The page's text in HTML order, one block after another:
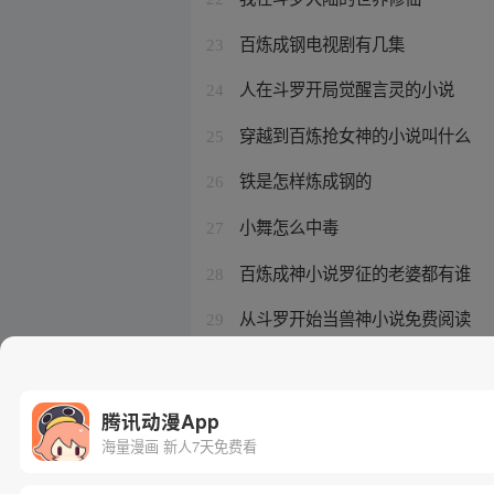
23 百炼成钢电视剧有几集
24 人在斗罗开局觉醒言灵的小说
25 穿越到百炼抢女神的小说叫什么
26 铁是怎样炼成钢的
27 小舞怎么中毒
28 百炼成神小说罗征的老婆都有谁
29 从斗罗开始当兽神小说免费阅读
腾讯动漫App
海量漫画 新人7天免费看